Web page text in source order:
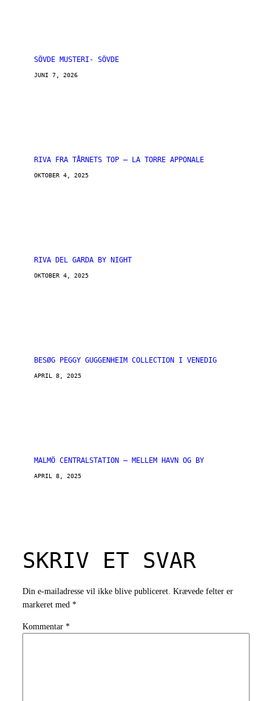
SÖVDE MUSTERI- SÖVDE
JUNI 7, 2026
RIVA FRA TÅRNETS TOP – LA TORRE APPONALE
OKTOBER 4, 2025
RIVA DEL GARDA BY NIGHT
OKTOBER 4, 2025
BESØG PEGGY GUGGENHEIM COLLECTION I VENEDIG
APRIL 8, 2025
MALMÖ CENTRALSTATION – MELLEM HAVN OG BY
APRIL 8, 2025
SKRIV ET SVAR
Din e-mailadresse vil ikke blive publiceret. Krævede felter er
markeret med *
Kommentar *